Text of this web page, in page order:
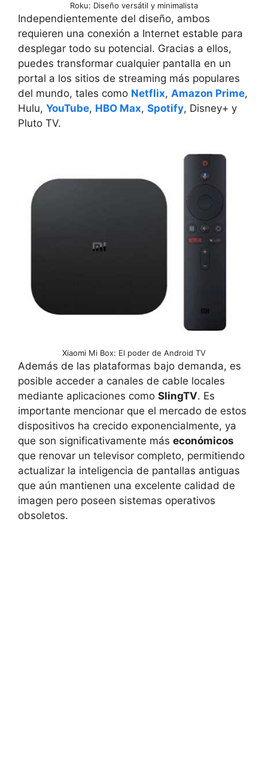
Roku: Diseño versátil y minimalista
Independientemente del diseño, ambos
requieren una conexión a Internet estable para
desplegar todo su potencial. Gracias a ellos,
puedes transformar cualquier pantalla en un
portal a los sitios de streaming más populares
del mundo, tales como Netflix, Amazon Prime,
Hulu, YouTube, HBO Max, Spotify, Disney+ y
Pluto TV.
Xiaomi Mi Box: El poder de Android TV
Además de las plataformas bajo demanda, es
posible acceder a canales de cable locales
mediante aplicaciones como SlingTV. Es
importante mencionar que el mercado de estos
dispositivos ha crecido exponencialmente, ya
que son significativamente más económicos
que renovar un televisor completo, permitiendo
actualizar la inteligencia de pantallas antiguas
que aún mantienen una excelente calidad de
imagen pero poseen sistemas operativos
obsoletos.